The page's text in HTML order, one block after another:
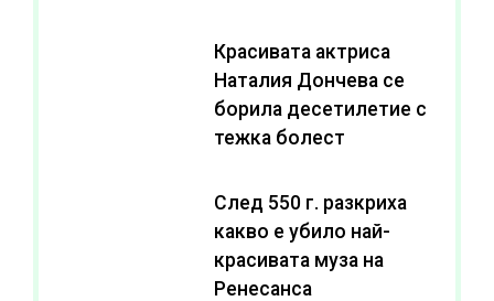
Красивата актриса
Наталия Дончева се
борила десетилетие с
тежка болест
След 550 г. разкриха
какво е убило най-
красивата муза на
Ренесанса